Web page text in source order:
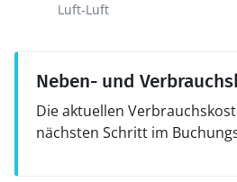
Luft-Luft
Neben- und
Die aktuellen
nächsten Schritt im